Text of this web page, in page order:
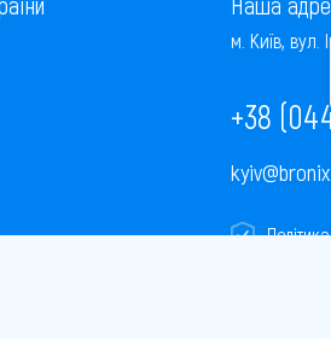
м. Київ, вул.
+38